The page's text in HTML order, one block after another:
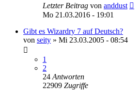
Letzter Beitrag von anddust
Mo 21.03.2016 - 19:01
Gibt es Wizardry 7 auf Deutsch?
von seity » Mi 23.03.2005 - 08:54
1
2
24 Antworten
22909 Zugriffe